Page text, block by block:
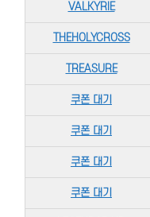
VALKYRIE
THEHOLYCROSS
TREASURE
쿠폰 대기
쿠폰 대기
쿠폰 대기
쿠폰 대기